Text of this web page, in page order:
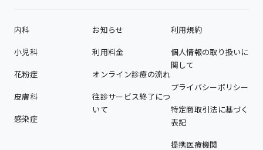
内科
小児科
花粉症
皮膚科
感染症
お知らせ
利用料金
オンライン診療の流れ
往診サービス終了につ
いて
利用規約
個人情報の取り扱いに
関して
プライバシーポリシー
特定商取引法に基づく
表記
提携医療機関